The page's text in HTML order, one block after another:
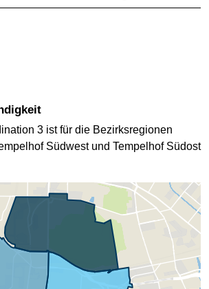
3 ist für die Bezirksregionen
Südwest und Tempelhof Südost